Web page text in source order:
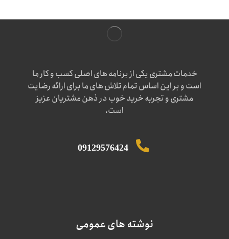
خدمات مشتری یکی از برنامه های اصلی کسب و کار ما
است و بر این اساس تمام تلاش های ما برای ارائه رضایت
مشتری و تجربه خرید خوب در ذهن مشتریان عزیز
است.
09129576424
نوشته های عمومی